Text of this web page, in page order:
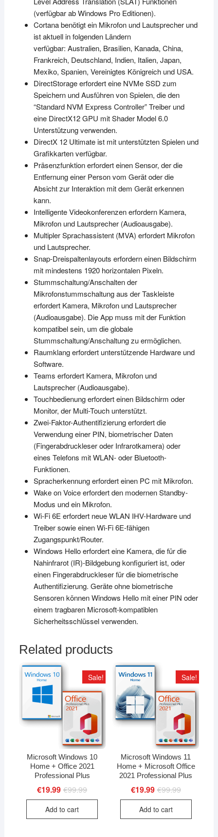
(verfügbar ab Windows Pro Editionen).
Cortana benötigt ein Mikrofon und Lautsprecher und
ist aktuell in folgenden Ländern
verfügbar: Australien, Brasilien, Kanada, China,
Frankreich, Deutschland, Indien, Italien, Japan,
Mexiko, Spanien, Vereinigtes Königreich undUSA.
DirectStorageerfordert eine NVMe SSD zum
Speichern und Ausführen von Spielen, die den
“Standard NVM Express Controller” Treiber und
eine DirectX12 GPU mitShader Model 6.0
Unterstützung verwenden.
DirectX 12 Ultimate ist mit unterstützten Spielen und
Grafikkartenverfügbar.
Präsenzfunktion erfordert einen Sensor, der die
Entfernung einer Person vom Gerät oder die
Absicht zur Interaktion mit dem Gerät erkennen
kann.
Intelligente Videokonferenzen erfordern Kamera,
Mikrofon und Lautsprecher (Audioausgabe).
Multipler Sprachassistent (MVA) erfordert Mikrofon
und Lautsprecher.
Snap-Dreispaltenlayouts erfordern einen Bildschirm
mit mindestens 1920 horizontalen Pixeln.
Stummschaltung/Anschalten der
Mikrofonstummschaltung aus der Taskleiste
erfordert Kamera, Mikrofon und Lautsprecher
(Audioausgabe). Die App muss mit der Funktion
kompatibel sein, um die globale
Stummschaltung/Anschaltung zu ermöglichen.
Raumklang erfordert unterstützende Hardware und
Software.
Teams erfordert Kamera, Mikrofon und
Lautsprecher (Audioausgabe).
Touchbedienungerfordert einen Bildschirm oder
Monitor, der Multi-Touch unterstützt.
Zwei-Faktor-Authentifizierung erfordert die
Verwendungeiner PIN, biometrischer Daten
(Fingerabdruckleser oder Infrarotkamera) oder
eines Telefons mit WLAN- oder Bluetooth-
Funktionen.
Spracherkennung erfordert einen PC mit Mikrofon.
Wake on Voice erfordert den modernen Standby-
Modus und ein Mikrofon.
Wi-Fi 6E erfordert neue WLAN IHV-Hardware und
Treiber sowie einen Wi-Fi 6E-fähigen
Zugangspunkt/Router.
Windows Hello erfordert eine Kamera, die für die
Nahinfrarot (IR)-Bildgebung konfiguriert ist, oder
einen Fingerabdruckleser für die biometrische
Authentifizierung. Geräte ohne biometrische
Sensoren können Windows Hello miteiner PIN oder
einem tragbaren Microsoft-kompatiblen
Sicherheitsschlüssel verwenden.
Related products
Sale!
Microsoft Windows 10
Home + Office 2021
Professional Plus
€99.99Original
€19.99 Current
Add to cart
Sale!
Microsoft Windows 11
Home + Microsoft Office
2021 Professional Plus
€99.99Original
€19.99 Current
Add to cart